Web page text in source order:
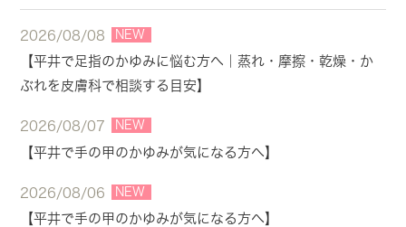
2026/08/08 NEW
【平井で足指のかゆみに悩む方へ｜蒸れ・摩擦・乾燥・か
ぶれを皮膚科で相談する目安】
2026/08/07 NEW
【平井で手の甲のかゆみが気になる方へ】
2026/08/06 NEW
【平井で手の甲のかゆみが気になる方へ】